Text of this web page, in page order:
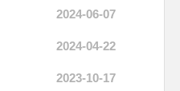
2024-06-07
2024-04-22
2023-10-17